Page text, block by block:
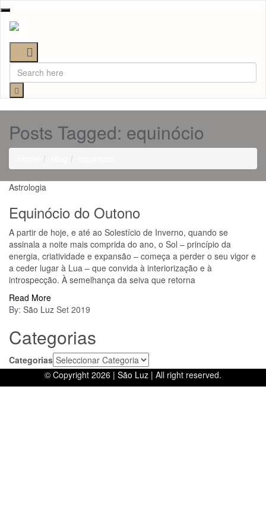
Toggle
navigation
Posts Tagged: equinócio
Astrologia
Equinócio do Outono
A partir de hoje, e até ao Solestício de Inverno, quando se
assinala a noite mais comprida do ano, o Sol – princípio da
energia, criatividade e expansão – começa a perder o seu vigor e
a ceder lugar à Lua – que convida à interiorização e à
introspecção. À semelhança da seiva que retorna
Read More
By: São Luz Set 2019
Categorias
Categorias
© Copyright 2026 | São Luz | All right reserved.